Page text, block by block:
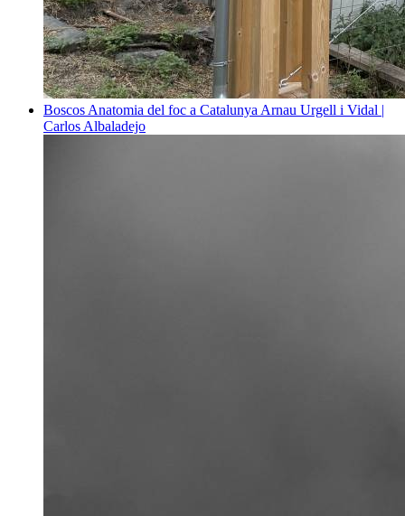
Boscos Anatomia del foc a Catalunya Arnau Urgell i Vidal |
Carlos Albaladejo